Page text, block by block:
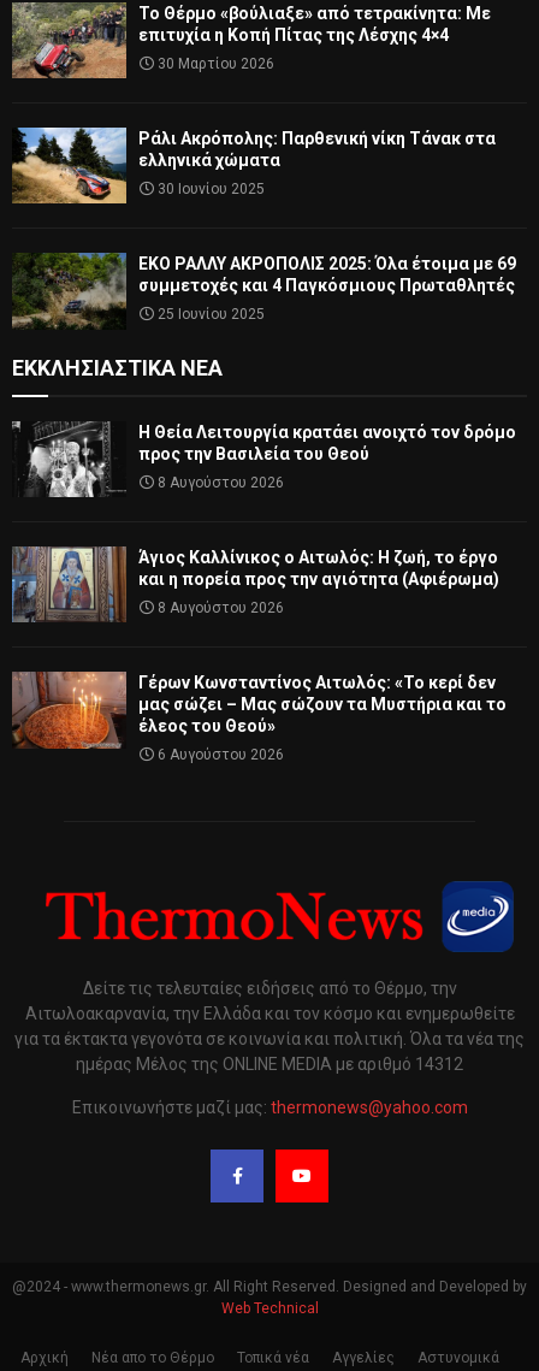
Το Θέρμο «βούλιαξε» από τετρακίνητα: Με
επιτυχία η Κοπή Πίτας της Λέσχης 4×4
30 Μαρτίου 2026
Ράλι Ακρόπολης: Παρθενική νίκη Τάνακ στα
ελληνικά χώματα
30 Ιουνίου 2025
ΕΚΟ ΡΑΛΛΥ ΑΚΡΟΠΟΛΙΣ 2025: Όλα έτοιμα με 69
συμμετοχές και 4 Παγκόσμιους Πρωταθλητές
25 Ιουνίου 2025
ΕΚΚΛΗΣΙΑΣΤΙΚΆ ΝΈΑ
Η Θεία Λειτουργία κρατάει ανοιχτό τον δρόμο
προς την Βασιλεία του Θεού
8 Αυγούστου 2026
Άγιος Καλλίνικος ο Αιτωλός: Η ζωή, το έργο
και η πορεία προς την αγιότητα (Αφιέρωμα)
8 Αυγούστου 2026
Γέρων Κωνσταντίνος Αιτωλός: «Το κερί δεν
μας σώζει – Μας σώζουν τα Μυστήρια και το
έλεος του Θεού»
6 Αυγούστου 2026
Δείτε τις τελευταίες ειδήσεις από το Θέρμο, την
Αιτωλοακαρνανία, την Ελλάδα και τον κόσμο και ενημερωθείτε
για τα έκτακτα γεγονότα σε κοινωνία και πολιτική. Όλα τα νέα της
ημέρας Μέλος της ONLINE MEDIA με αριθμό 14312
Επικοινωνήστε μαζί μας: thermonews@yahoo.com
@2024 - www.thermonews.gr. All Right Reserved. Designed and Developed by
Web Technical
Αρχική Νέα απο το Θέρμο Τοπικά νέα Αγγελίες Αστυνομικά